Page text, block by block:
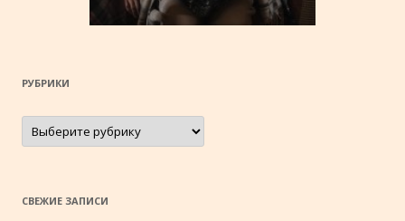
РУБРИКИ
Рубрики
СВЕЖИЕ ЗАПИСИ